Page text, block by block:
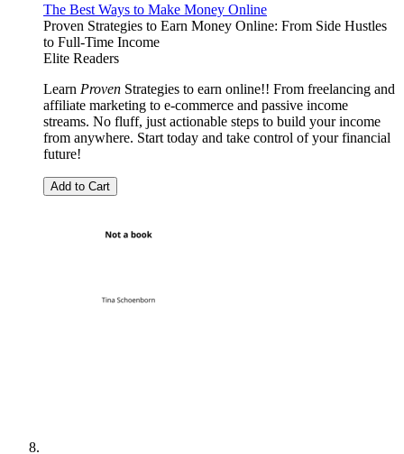
The Best Ways to Make Money Online
Proven Strategies to Earn Money Online: From Side Hustles
to Full-Time Income
Elite Readers
Learn Proven Strategies to earn online!! From freelancing and
affiliate marketing to e-commerce and passive income
streams. No fluff, just actionable steps to build your income
from anywhere. Start today and take control of your financial
future!
Add to Cart